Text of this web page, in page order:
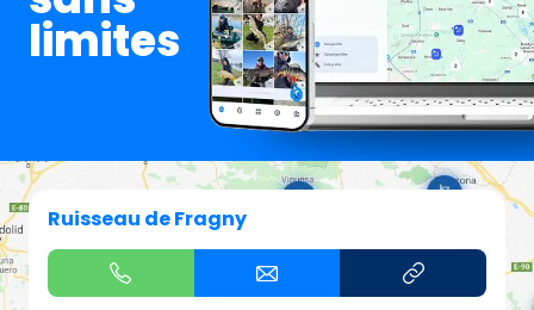
limites
Ruisseau de Fragny